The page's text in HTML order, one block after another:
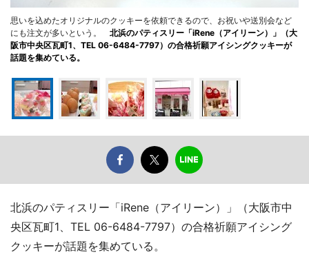
思いを込めたオリジナルのクッキーを依頼できるので、お祝いや送別会など
にも注文が多いという。 北浜のパティスリー「iRene（アイリーン）」（大
阪市中央区瓦町1、TEL 06-6484-7797）の合格祈願アイシングクッキーが
話題を集めている。
北浜のパティスリー「iRene（アイリーン）」（大阪市中
央区瓦町1、TEL 06-6484-7797）の合格祈願アイシング
クッキーが話題を集めている。